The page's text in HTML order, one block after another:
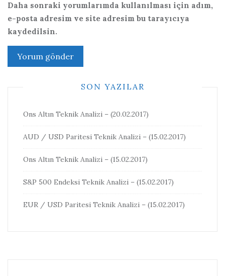
Daha sonraki yorumlarımda kullanılması için adım,
e-posta adresim ve site adresim bu tarayıcıya
kaydedilsin.
SON YAZILAR
Ons Altın Teknik Analizi – (20.02.2017)
AUD / USD Paritesi Teknik Analizi – (15.02.2017)
Ons Altın Teknik Analizi – (15.02.2017)
S&P 500 Endeksi Teknik Analizi – (15.02.2017)
EUR / USD Paritesi Teknik Analizi – (15.02.2017)